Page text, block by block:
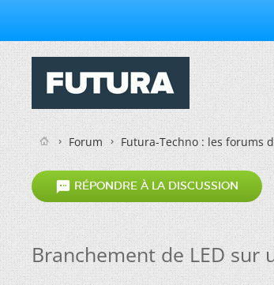
Forum Futura-Techno : les forums
 RÉPONDRE À LA DISCUSSION
Branchement de LED sur